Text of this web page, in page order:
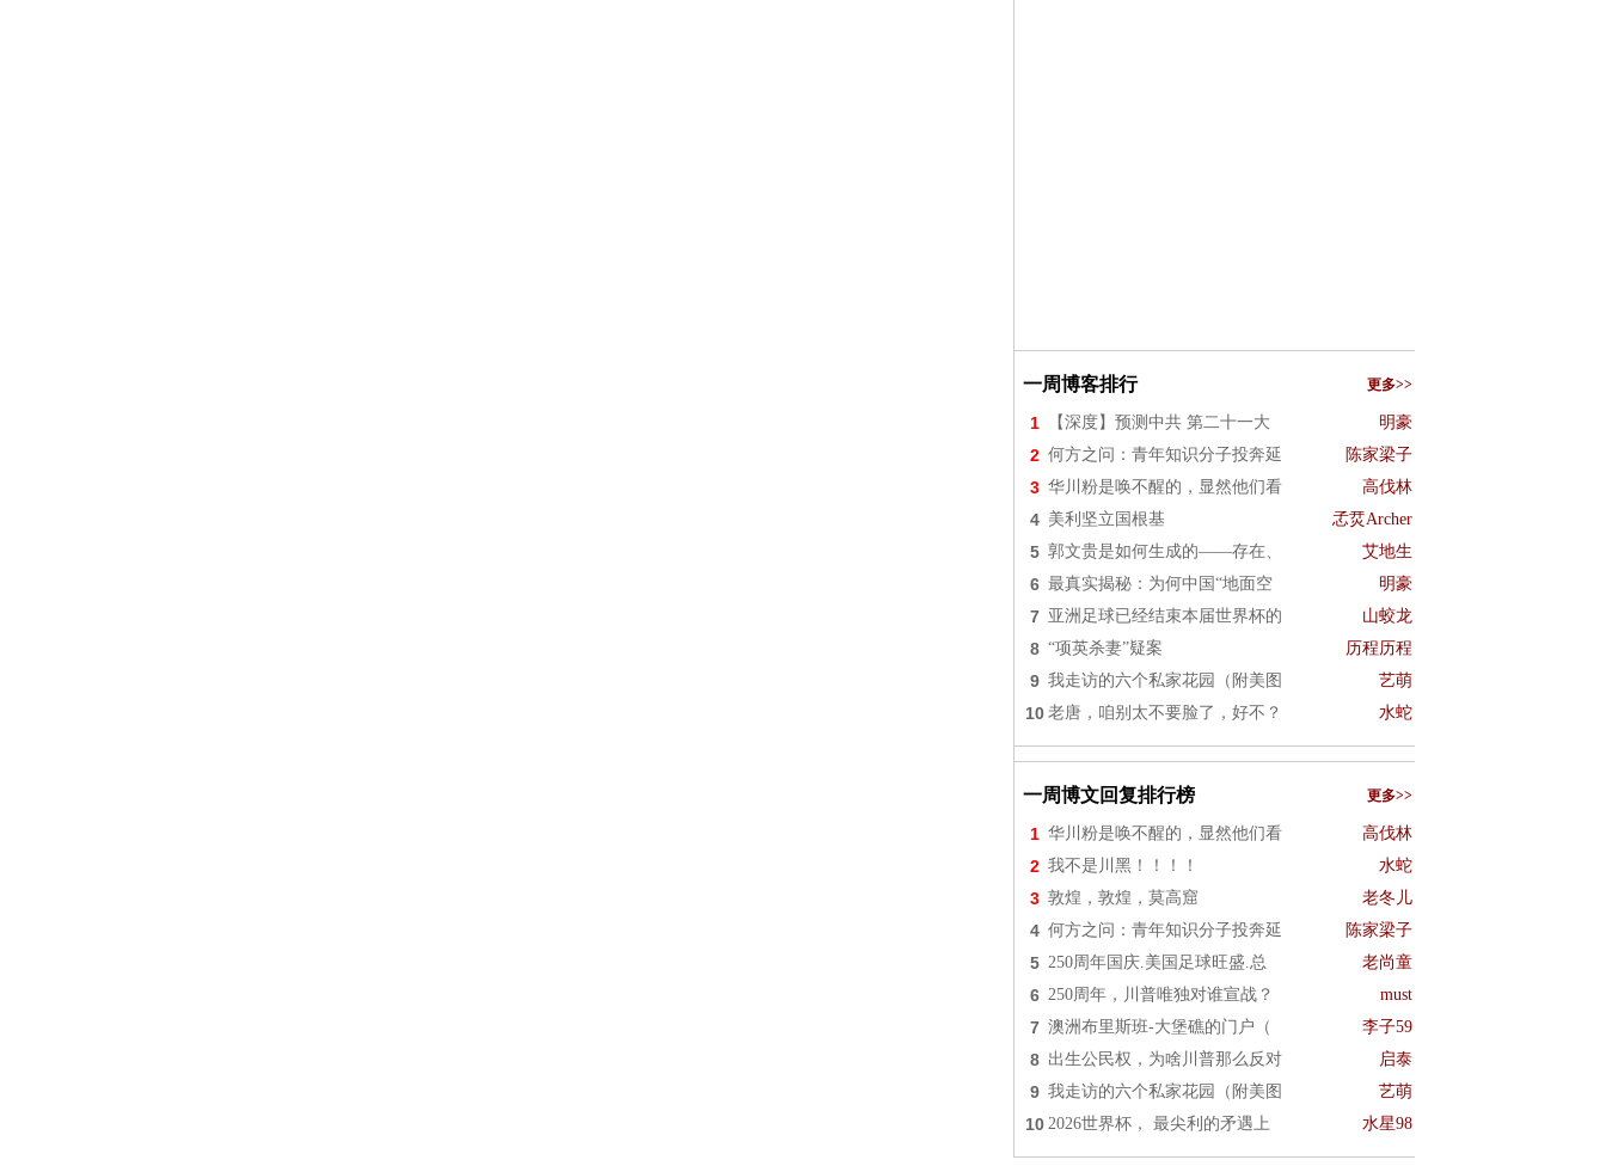
一周博客排行 更多>>
1 【深度】预测中共 第二十一大 明豪
2 何方之问：青年知识分子投奔延 陈家梁子
3 华川粉是唤不醒的，显然他们看 高伐林
4 美利坚立国根基 孞烎Archer
5 郭文贵是如何生成的——存在、 艾地生
6 最真实揭秘：为何中国“地面空 明豪
7 亚洲足球已经结束本届世界杯的 山蛟龙
8 “项英杀妻”疑案 历程历程
9 我走访的六个私家花园（附美图 艺萌
10 老唐，咱别太不要脸了，好不？ 水蛇
一周博文回复排行榜 更多>>
1 华川粉是唤不醒的，显然他们看 高伐林
2 我不是川黑！！！！ 水蛇
3 敦煌，敦煌，莫高窟 老冬儿
4 何方之问：青年知识分子投奔延 陈家梁子
5 250周年国庆.美国足球旺盛.总 老尚童
6 250周年，川普唯独对谁宣战？ must
7 澳洲布里斯班-大堡礁的门户（ 李子59
8 出生公民权，为啥川普那么反对 启泰
9 我走访的六个私家花园（附美图 艺萌
10 2026世界杯， 最尖利的矛遇上 水星98